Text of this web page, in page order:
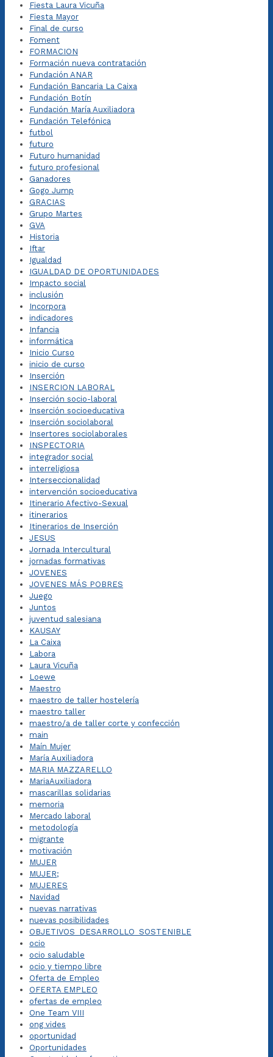
Fiesta Laura Vicuña
Fiesta Mayor
Final de curso
Foment
FORMACION
Formación nueva contratación
Fundación ANAR
Fundación Bancaria La Caixa
Fundación Botín
Fundación María Auxiliadora
Fundación Telefónica
futbol
futuro
Futuro humanidad
futuro profesional
Ganadores
Gogo Jump
GRACIAS
Grupo Martes
GVA
Historia
Iftar
Igualdad
IGUALDAD DE OPORTUNIDADES
Impacto social
inclusión
Incorpora
indicadores
Infancia
informática
Inicio Curso
inicio de curso
Inserción
INSERCION LABORAL
Inserción socio-laboral
Inserción socioeducativa
Inserción sociolaboral
Insertores sociolaborales
INSPECTORIA
integrador social
interreligiosa
Interseccionalidad
intervención socioeducativa
Itinerario Afectivo-Sexual
itinerarios
Itinerarios de Inserción
JESUS
Jornada Intercultural
jornadas formativas
JOVENES
JOVENES MÁS POBRES
Juego
Juntos
juventud salesiana
KAUSAY
La Caixa
Labora
Laura Vicuña
Loewe
Maestro
maestro de taller hostelería
maestro taller
maestro/a de taller corte y confección
main
Maín Mujer
María Auxiliadora
MARIA MAZZARELLO
MariaAuxiliadora
mascarillas solidarias
memoria
Mercado laboral
metodología
migrante
motivación
MUJER
MUJER;
MUJERES
Navidad
nuevas narrativas
nuevas posibilidades
OBJETIVOS_DESARROLLO_SOSTENIBLE
ocio
ocio saludable
ocio y tiempo libre
Oferta de Empleo
OFERTA EMPLEO
ofertas de empleo
One Team VIII
ong vides
oportunidad
Oportunidades